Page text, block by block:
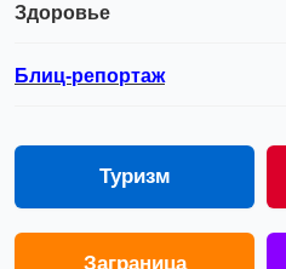
Здоровье
Блиц-репортаж
Туризм
Заграница